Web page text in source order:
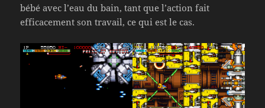
bébé avec l’eau du bain, tant que l’action fait
efficacement son travail, ce qui est le cas.